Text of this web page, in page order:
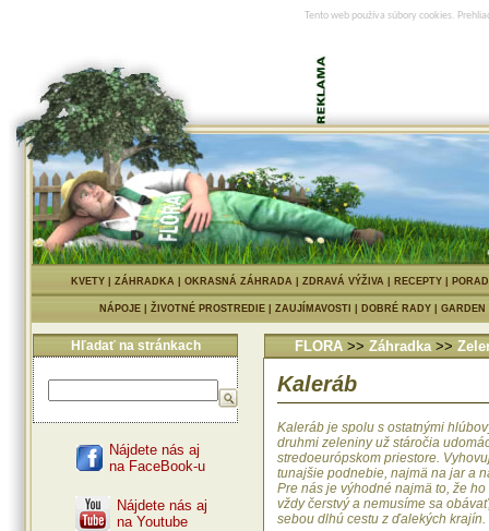
Tento web používa súbory cookies.
KVETY| ZÁHRADKA| OKRASNÁ ZÁHRADA| ZDRAVÁ VÝŽIVA| RECEPTY|
NÁPOJE ŽIVOTNÉ PROSTREDIE ZAUJÍMAVOSTI DOBRÉ RADY
Hľadať na stránkach
Nájdete nás aj
na FaceBook-u
Nájdete nás aj
na Youtube
FLORA >> Záhradka >>
Kaleráb
Kaleráb je spolu s ostatnými
druhmi zeleniny už stáročia
stredoeurópskom priestore.
tunajšie podnebie, najmä na jar a
Pre nás je výhodné najmä to, že
vždy čerstvý a nemusíme sa
sebou dlhú cestu z ďalekých krajín.